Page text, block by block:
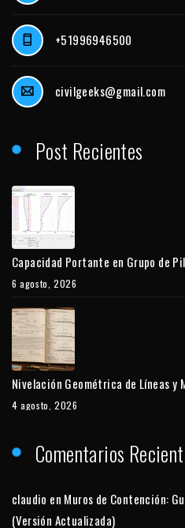
+51996946500
civilgeeks@gmail.com
Post Recientes
Capacidad Portante en Grupo de
6 agosto, 2026
Nivelación Geométrica de Líneas y
4 agosto, 2026
Comentarios
claudio en Muros de Contención:
(Versión Actualizada)